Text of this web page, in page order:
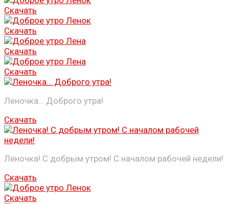
Скачать
Скачать
Скачать
Скачать
Леночка… Доброго утра!
Скачать
Леночка! С добрым утром! С началом рабочей недели!
Скачать
Скачать